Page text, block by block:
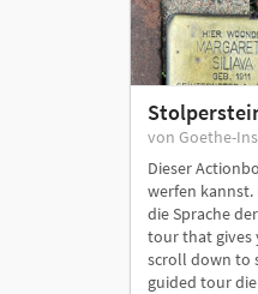
von Goethe-
Dieser
werfen
die Sprache
tour that gives
scroll down to
guided tour